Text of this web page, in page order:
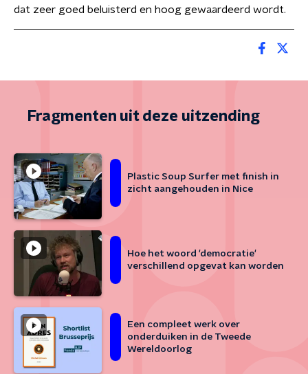
dat zeer goed beluisterd en hoog gewaardeerd wordt.
Fragmenten uit deze uitzending
Plastic Soup Surfer met finish in
zicht aangehouden in Nice
Hoe het woord 'democratie'
verschillend opgevat kan worden
Een compleet werk over
onderduiken in de Tweede
Wereldoorlog